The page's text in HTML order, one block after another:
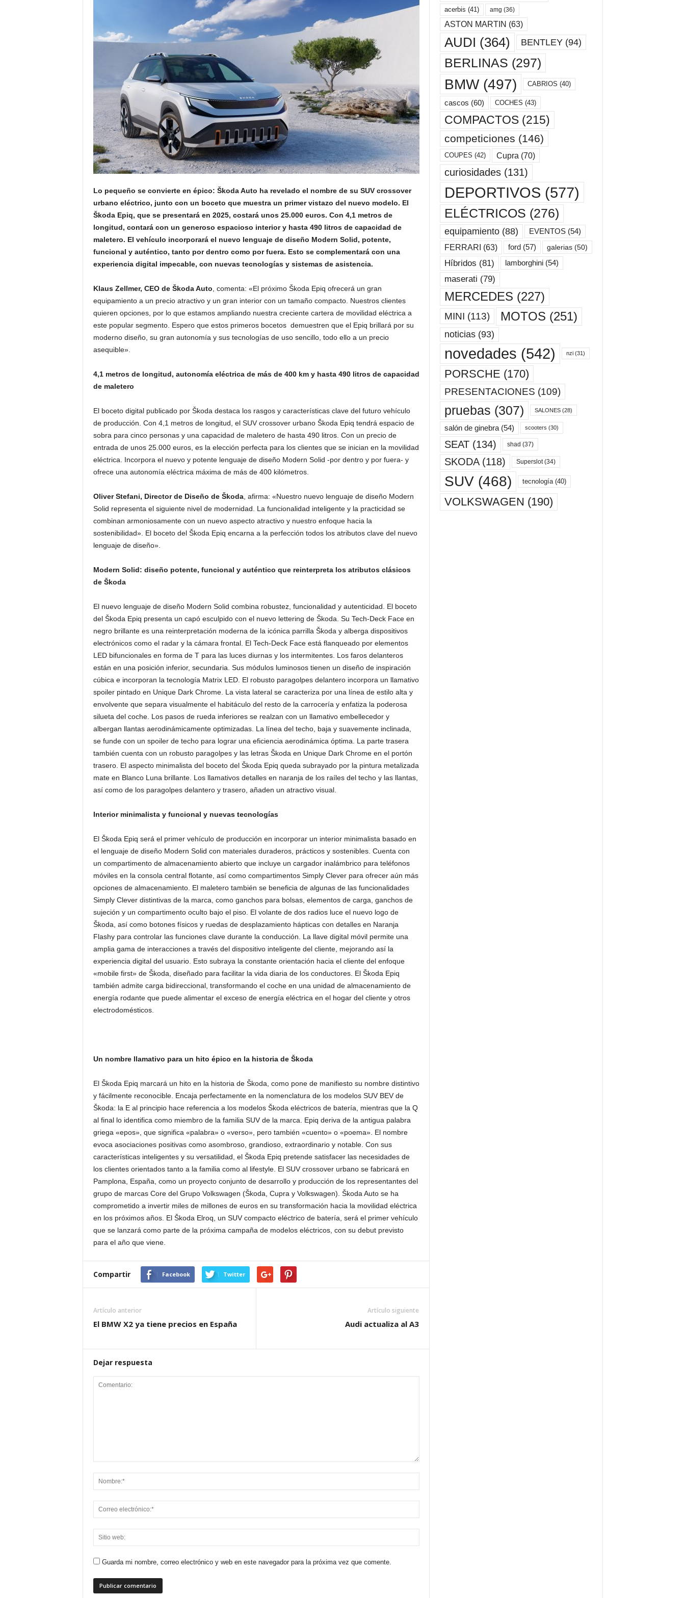
Lo pequeño se convierte en épico: Škoda Auto ha revelado el nombre de su SUV crossover
urbano eléctrico, junto con un boceto que muestra un primer vistazo del nuevo modelo. El
Škoda Epiq, que se presentará en 2025, costará unos 25.000 euros. Con 4,1 metros de
longitud, contará con un generoso espacioso interior y hasta 490 litros de capacidad de
maletero. El vehículo incorporará el nuevo lenguaje de diseño Modern Solid, potente,
funcional y auténtico, tanto por dentro como por fuera. Esto se complementará con una
experiencia digital impecable, con nuevas tecnologías y sistemas de asistencia.
Klaus Zellmer, CEO de Škoda Auto , comenta: «El próximo Škoda Epiq ofrecerá un gran
equipamiento a un precio atractivo y un gran interior con un tamaño compacto. Nuestros clientes
quieren opciones, por lo que estamos ampliando nuestra creciente cartera de movilidad eléctrica a
este popular segmento. Espero que estos primeros bocetos demuestren que el Epiq brillará por su
moderno diseño, su gran autonomía y sus tecnologías de uso sencillo, todo ello a un precio
asequible».
4,1 metros de longitud, autonomía eléctrica de más de 400 km y hasta 490 litros de capacidad
de maletero
El boceto digital publicado por Škoda destaca los rasgos y características clave del futuro vehículo
de producción. Con 4,1 metros de longitud, el SUV crossover urbano Škoda Epiq tendrá espacio de
sobra para cinco personas y una capacidad de maletero de hasta 490 litros. Con un precio de
entrada de unos 25.000 euros, es la elección perfecta para los clientes que se inician en la movilidad
eléctrica. Incorpora el nuevo y potente lenguaje de diseño Modern Solid -por dentro y por fuera- y
ofrece una autonomía eléctrica máxima de más de 400 kilómetros.
Oliver Stefani, Director de Diseño de Škoda, afirma: «Nuestro nuevo lenguaje de diseño Modern
Solid representa el siguiente nivel de modernidad. La funcionalidad inteligente y la practicidad se
combinan armoniosamente con un nuevo aspecto atractivo y nuestro enfoque hacia la
sostenibilidad». El boceto del Škoda Epiq encarna a la perfección todos los atributos clave del nuevo
lenguaje de diseño».
Modern Solid: diseño potente, funcional y auténtico que reinterpreta los atributos clásicos
de Škoda
El nuevo lenguaje de diseño Modern Solid combina robustez, funcionalidad y autenticidad. El boceto
del Škoda Epiq presenta un capó esculpido con el nuevo lettering de Škoda. Su Tech-Deck Face en
negro brillante es una reinterpretación moderna de la icónica parrilla Škoda y alberga dispositivos
electrónicos como el radar y la cámara frontal. El Tech-Deck Face está flanqueado por elementos
LED bifuncionales en forma de T para las luces diurnas y los intermitentes. Los faros delanteros
están en una posición inferior, secundaria. Sus módulos luminosos tienen un diseño de inspiración
cúbica e incorporan la tecnología Matrix LED. El robusto paragolpes delantero incorpora un llamativo
spoiler pintado en Unique Dark Chrome. La vista lateral se caracteriza por una línea de estilo alta y
envolvente que separa visualmente el habitáculo del resto de la carrocería y enfatiza la poderosa
silueta del coche. Los pasos de rueda inferiores se realzan con un llamativo embellecedor y
albergan llantas aerodinámicamente optimizadas. La línea del techo, baja y suavemente inclinada,
se funde con un spoiler de techo para lograr una eficiencia aerodinámica óptima. La parte trasera
también cuenta con un robusto paragolpes y las letras Škoda en Unique Dark Chrome en el portón
trasero. El aspecto minimalista del boceto del Škoda Epiq queda subrayado por la pintura metalizada
mate en Blanco Luna brillante. Los llamativos detalles en naranja de los raíles del techo y las llantas,
así como de los paragolpes delantero y trasero, añaden un atractivo visual.
Interior minimalista y funcional y nuevas tecnologías
El Škoda Epiq será el primer vehículo de producción en incorporar un interior minimalista basado en
el lenguaje de diseño Modern Solid con materiales duraderos, prácticos y sostenibles. Cuenta con
un compartimento de almacenamiento abierto que incluye un cargador inalámbrico para teléfonos
móviles en la consola central flotante, así como compartimentos Simply Clever para ofrecer aún más
opciones de almacenamiento. El maletero también se beneficia de algunas de las funcionalidades
Simply Clever distintivas de la marca, como ganchos para bolsas, elementos de carga, ganchos de
sujeción y un compartimento oculto bajo el piso. El volante de dos radios luce el nuevo logo de
Škoda, así como botones físicos y ruedas de desplazamiento hápticas con detalles en Naranja
Flashy para controlar las funciones clave durante la conducción. La llave digital móvil permite una
amplia gama de interacciones a través del dispositivo inteligente del cliente, mejorando así la
experiencia digital del usuario. Esto subraya la constante orientación hacia el cliente del enfoque
«mobile first» de Škoda, diseñado para facilitar la vida diaria de los conductores. El Škoda Epiq
también admite carga bidireccional, transformando el coche en una unidad de almacenamiento de
energía rodante que puede alimentar el exceso de energía eléctrica en el hogar del cliente y otros
electrodomésticos.
Un nombre llamativo para un hito épico en la historia de Škoda
El Škoda Epiq marcará un hito en la historia de Škoda, como pone de manifiesto su nombre distintivo
y fácilmente reconocible. Encaja perfectamente en la nomenclatura de los modelos SUV BEV de
Škoda: la E al principio hace referencia a los modelos Škoda eléctricos de batería, mientras que la Q
al final lo identifica como miembro de la familia SUV de la marca. Epiq deriva de la antigua palabra
griega «epos», que significa «palabra» o «verso», pero también «cuento» o «poema». El nombre
evoca asociaciones positivas como asombroso, grandioso, extraordinario y notable. Con sus
características inteligentes y su versatilidad, el Škoda Epiq pretende satisfacer las necesidades de
los clientes orientados tanto a la familia como al lifestyle. El SUV crossover urbano se fabricará en
Pamplona, España, como un proyecto conjunto de desarrollo y producción de los representantes del
grupo de marcas Core del Grupo Volkswagen (Škoda, Cupra y Volkswagen). Škoda Auto se ha
comprometido a invertir miles de millones de euros en su transformación hacia la movilidad eléctrica
en los próximos años. El Škoda Elroq, un SUV compacto eléctrico de batería, será el primer vehículo
que se lanzará como parte de la próxima campaña de modelos eléctricos, con su debut previsto
para el año que viene.
Compartir Facebook Twitter
Artículo anterior
El BMW X2 ya tiene precios en España
Artículo siguiente
Audi actualiza al A3
Dejar respuesta
Guarda mi nombre, correo electrónico y web en este navegador para la próxima vez que comente.
acerbis (41) amg (36)
ASTON MARTIN (63)
AUDI (364) BENTLEY(94)
BERLINAS (297)
BMW(497) CABRIOS (40)
cascos (60) COCHES (43)
COMPACTOS(215)
competiciones (146)
COUPES (42) Cupra (70)
curiosidades(131)
DEPORTIVOS (577)
ELÉCTRICOS (276)
equipamiento(88) EVENTOS(54)
FERRARI (63) ford(57) galerias(50)
Híbridos (81) lamborghini(54)
maserati (79)
MERCEDES (227)
MINI (113) MOTOS (251)
noticias(93)
novedades (542) nzi(31)
PORSCHE (170)
PRESENTACIONES (109)
pruebas (307) SALONES(28)
salón de ginebra(54) scooters (30)
SEAT(134) shad (37)
SKODA(118) Superslot(34)
SUV(468) tecnología(40)
VOLKSWAGEN (190)